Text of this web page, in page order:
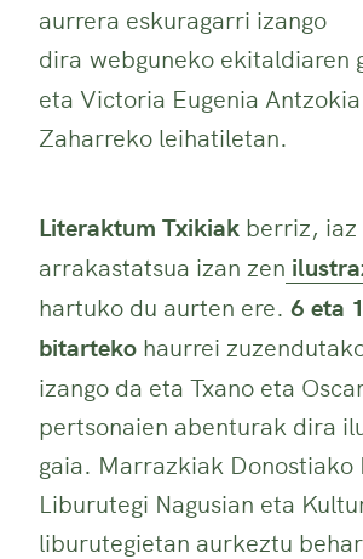
aurrera eskuragarri izango
dira webguneko ekitaldiaren
eta Victoria Eugenia
Zaharreko leihatiletan.
Literaktum Txikiak berriz, iaz
arrakastatsua izan zen
hartuko du aurten ere. 6 eta
bitarteko haurrei
izango da eta Txano eta
pertsonaien abenturak dira
gaia. Marrazkiak Donostiako
Liburutegi Nagusian eta
liburutegietan aurkeztu